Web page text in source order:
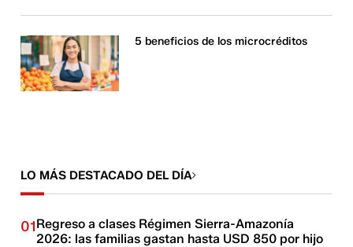
5 beneficios de los microcréditos
LO MÁS DESTACADO DEL DÍA
01Regreso a clases Régimen Sierra-Amazonía
2026: las familias gastan hasta USD 850 por hijo